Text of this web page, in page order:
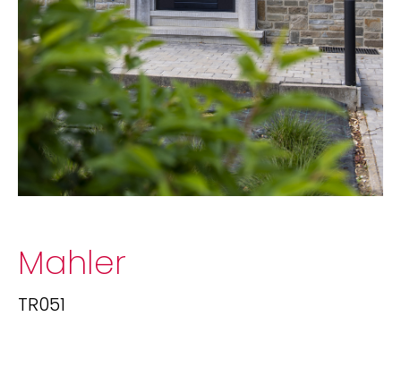
Mahler
TR051